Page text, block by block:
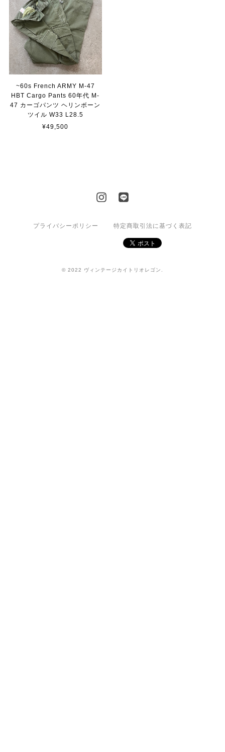
~60s French ARMY M-47
HBT Cargo Pants 60年代 M-
47 カーゴパンツ ヘリンボーン
ツイル W33 L28.5
¥49,500
プライバシーポリシー 特定商取引法に基づく表記
© 2022 ヴィンテージカイトリオレゴン.